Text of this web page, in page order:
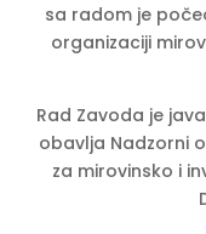
sa radom je
organizaciji
Rad Zavoda je
obavlja Nadzorni
za mirovinsko i